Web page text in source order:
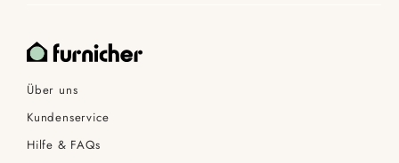
Über uns
Kundenservice
Hilfe & FAQs